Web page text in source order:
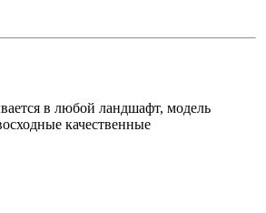
в любой ландшафт, модель
качественные